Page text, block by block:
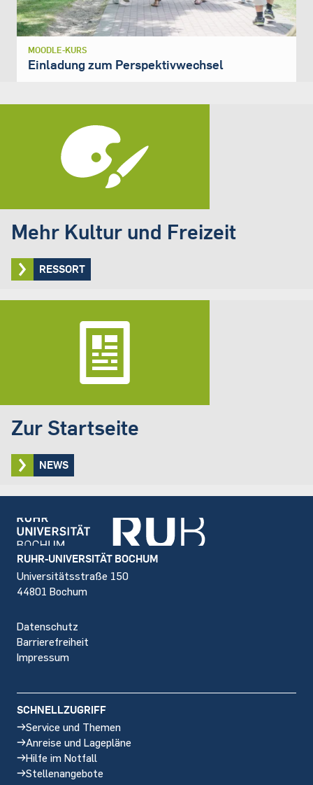
MOODLE-KURS
Einladung zum Perspektivwechsel
Mehr Kultur und Freizeit
RESSORT
Zur Startseite
NEWS
Footer
RUHR-UNIVERSITÄT BOCHUM
Universitätsstraße 150
44801 Bochum
Datenschutz
Barrierefreiheit
Impressum
SCHNELLZUGRIFF
Service und Themen
Anreise und Lagepläne
Hilfe im Notfall
Stellenangebote